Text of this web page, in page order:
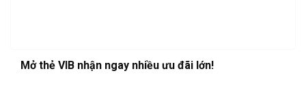
Mở thẻ VIB nhận ngay nhiều ưu đãi lớn!